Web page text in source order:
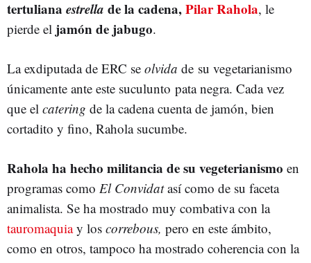
tertuliana estrella de la cadena,Pilar Rahola, le
pierde el jamón de jabugo.
La exdiputada de ERC se olvida de su vegetarianismo
únicamente ante este suculunto pata negra. Cada vez
que el catering de la cadena cuenta de jamón, bien
cortadito y fino, Rahola sucumbe.
Rahola ha hecho militancia de su vegeterianismo en
programas como El Convidatasí como de su faceta
animalista. Se ha mostrado muy combativa con la
tauromaquiay los correbous, pero en este ámbito,
como en otros, tampoco ha mostrado coherencia con la